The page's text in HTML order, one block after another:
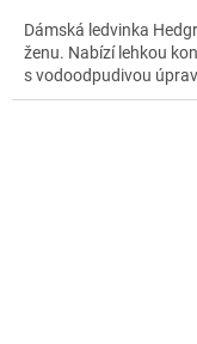
Dámská ledvinka
ženu. Nabízí lehkou
s vodoodpudivou